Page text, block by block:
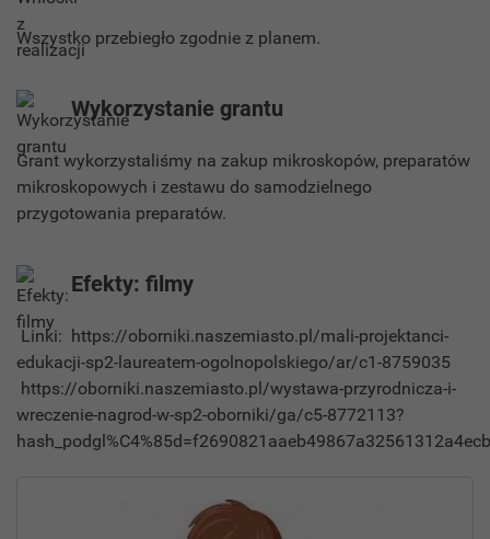
Wszystko przebiegło zgodnie z planem.
Wykorzystanie grantu
Grant wykorzystaliśmy na zakup mikroskopów, preparatów
mikroskopowych i zestawu do samodzielnego
przygotowania preparatów.
Efekty: filmy
Linki: https://oborniki.naszemiasto.pl/mali-projektanci-
edukacji-sp2-laureatem-ogolnopolskiego/ar/c1-8759035
https://oborniki.naszemiasto.pl/wystawa-przyrodnicza-i-
wreczenie-nagrod-w-sp2-oborniki/ga/c5-8772113?